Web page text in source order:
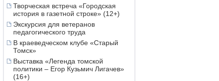
Творческая встреча «Городская
история в газетной строке» (12+)
Экскурсия для ветеранов
педагогического труда
В краеведческом клубе «Старый
Томск»
Выставка «Легенда томской
политики – Егор Кузьмич Лигачев»
(16+)